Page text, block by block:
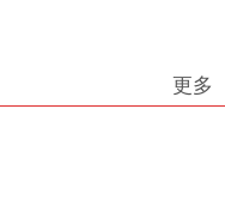
更多